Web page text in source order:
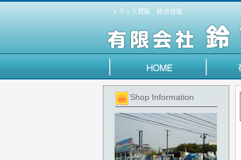
トラック買取 鈴吉自販
Shop Information